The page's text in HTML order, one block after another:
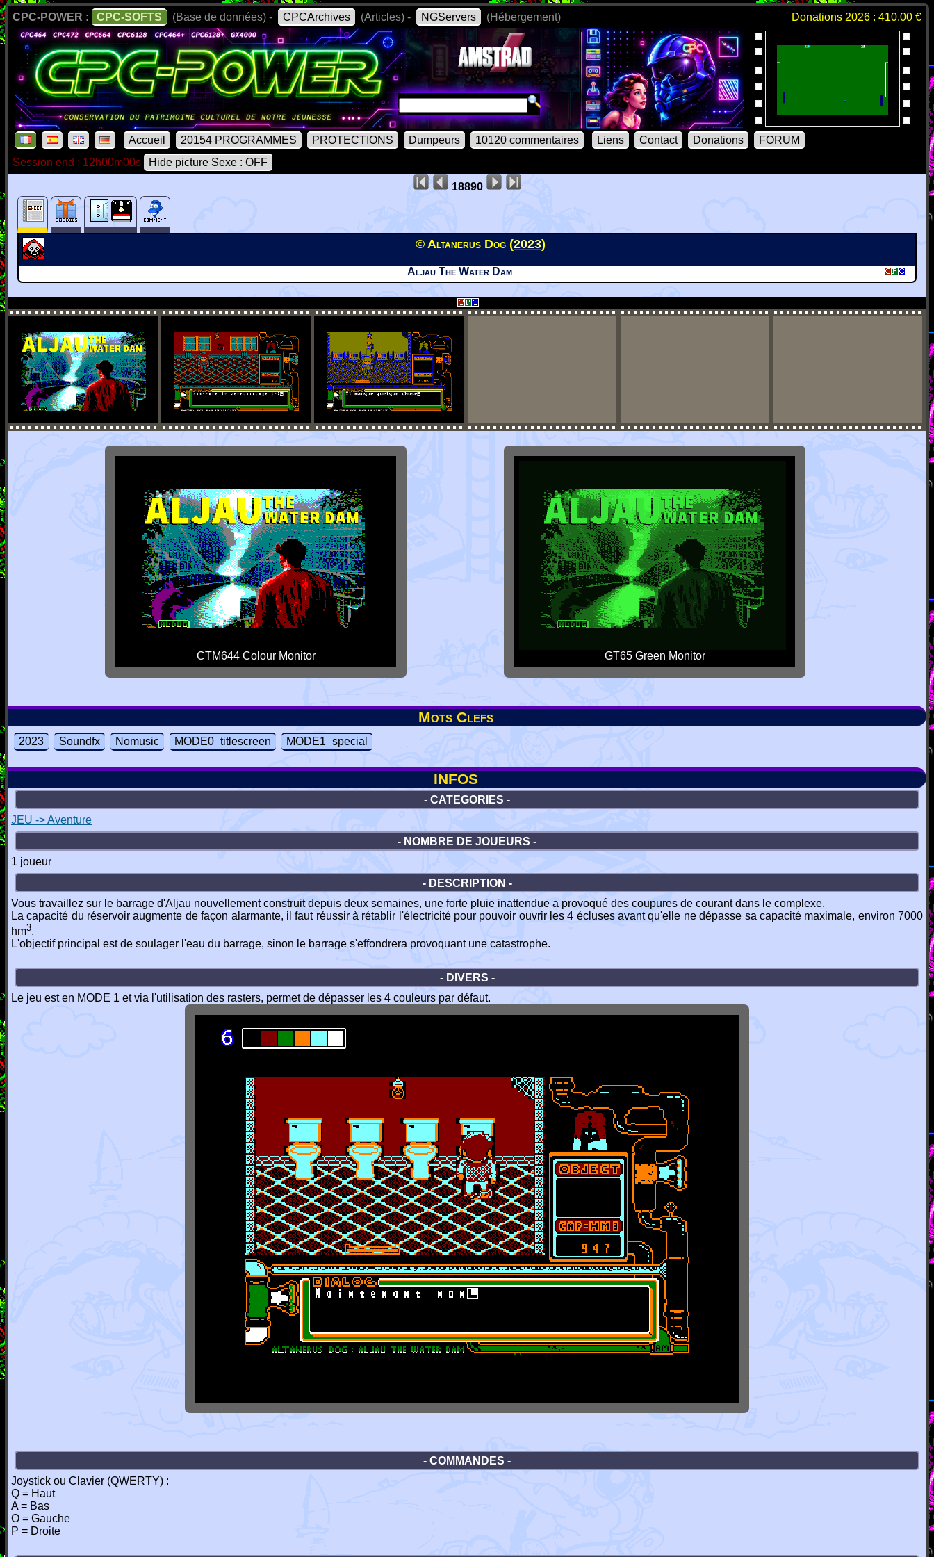
CPC-POWER : CPC-SOFTS (Base de données) - CPCArchives (Articles) - NGServers (Hébergement) Donations 2026 : 410.00 €
Accueil 20154 PROGRAMMES PROTECTIONS Dumpeurs 10120 commentaires Liens Contact Donations
FORUM
Session end : 12h00m00s
Hide picture Sexe : OFF
18890
© Altanerus Dog (2023)
Aljau The Water Dam
CTM644 Colour Monitor GT65 Green Monitor
Mots Clefs
2023 Soundfx Nomusic MODE0_titlescreen MODE1_special
INFOS
- CATEGORIES -
JEU -> Aventure
- NOMBRE DE JOUEURS -
1 joueur
- DESCRIPTION -
Vous travaillez sur le barrage d'Aljau nouvellement construit depuis deux semaines, une forte pluie inattendue a provoqué des coupures de courant dans le complexe.
La capacité du réservoir augmente de façon alarmante, il faut réussir à rétablir l'électricité pour pouvoir ouvrir les 4 écluses avant qu'elle ne dépasse sa capacité maximale, environ 7000
hm3.
L'objectif principal est de soulager l'eau du barrage, sinon le barrage s'effondrera provoquant une catastrophe.
- DIVERS -
Le jeu est en MODE 1 et via l'utilisation des rasters, permet de dépasser les 4 couleurs par défaut.
- COMMANDES -
Joystick ou Clavier (QWERTY) :
Q = Haut
A = Bas
O = Gauche
P = Droite